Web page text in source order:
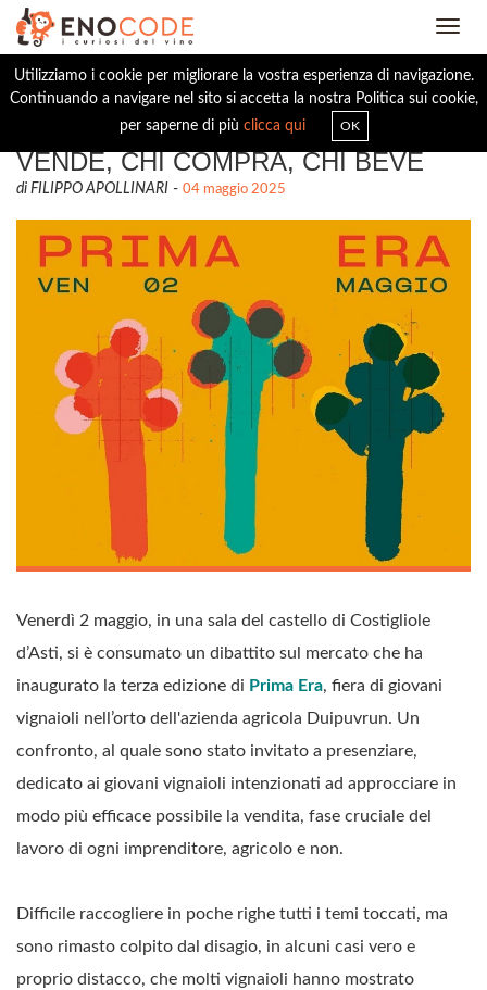
Utilizziamo i cookie per migliorare la vostra esperienza di navigazione.
Continuando a navigare nel sito si accetta la nostra Politica sui cookie,
per saperne di più clicca qui OK
PRIMA ERA, USI E CONSUMI: CHI
VENDE, CHI COMPRA, CHI BEVE
di FILIPPO APOLLINARI - 04 maggio 2025
Venerdì 2 maggio, in una sala del castello di Costigliole
d’Asti, si è consumato un dibattito sul mercato che ha
inaugurato la terza edizione di Prima Era, fiera di giovani
vignaioli nell’orto dell'azienda agricola Duipuvrun. Un
confronto, al quale sono stato invitato a presenziare,
dedicato ai giovani vignaioli intenzionati ad approcciare in
modo più efficace possibile la vendita, fase cruciale del
lavoro di ogni imprenditore, agricolo e non.
Difficile raccogliere in poche righe tutti i temi toccati, ma
sono rimasto colpito dal disagio, in alcuni casi vero e
proprio distacco, che molti vignaioli hanno mostrato